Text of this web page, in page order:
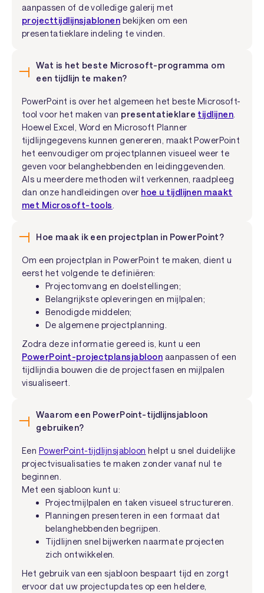
aanpassen of de volledige galerij met
projecttijdlijnsjablonen bekijken om een
presentatieklare indeling te vinden.
Wat is het beste Microsoft-programma om
een tijdlijn te maken?
PowerPoint is over het algemeen het beste Microsoft-
tool voor het maken van presentatieklare tijdlijnen
Hoewel Excel, Word en Microsoft Planner
tijdlijngegevens kunnen genereren, maakt PowerPoint
het eenvoudiger om projectplannen visueel weer te
geven voor belanghebbenden en leidinggevenden.
Als u meerdere methoden wilt verkennen, raadpleeg
dan onze handleidingen over hoe u tijdlijnen maakt
met Microsoft-tools
Hoe maak ik een projectplan in PowerPoint?
Om een projectplan in PowerPoint te maken, dient u
eerst het volgende te definiëren:
Projectomvang en doelstellingen;
Belangrijkste opleveringen en mijlpalen;
Benodigde middelen;
De algemene projectplanning.
Zodra deze informatie gereed is, kunt u een
PowerPoint-projectplansjabloon aanpassen of een
tijdlijndia bouwen die de projectfasen en mijlpalen
visualiseert.
Waarom een PowerPoint-tijdlijnsjabloon
gebruiken?
Een PowerPoint-tijdlijnsjabloon helpt u snel duidelijke
projectvisualisaties te maken zonder vanaf nul te
beginnen.
Met een sjabloon kunt u:
Projectmijlpalen en taken visueel structureren.
Planningen presenteren in een formaat dat
belanghebbenden begrijpen.
Tijdlijnen snel bijwerken naarmate projecten
zich ontwikkelen.
Het gebruik van een sjabloon bespaart tijd en zorgt
ervoor dat uw projectupdates op een heldere,